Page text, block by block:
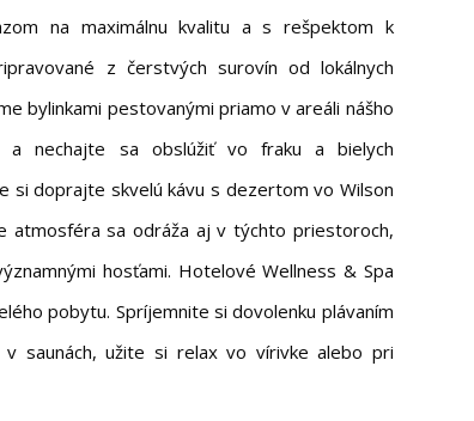
na maximálnu kvalitu a s rešpektom k
z čerstvých surovín od lokálnych
bylinkami pestovanými priamo v areáli nášho
a nechajte sa obslúžiť vo fraku a bielych
si doprajte skvelú kávu s dezertom vo Wilson
atmosféra sa odráža aj v týchto priestoroch,
hosťami. Hotelové Wellness & Spa
pobytu. Spríjemnite si dovolenku plávaním
saunách, užite si relax vo vírivke alebo pri